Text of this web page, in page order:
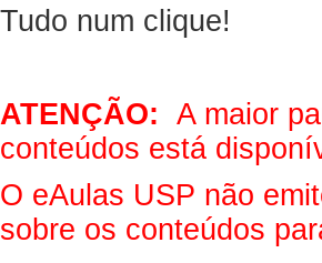
Tudo num clique!
ATENÇÃO: A maior
conteúdos está
O eAulas USP não
sobre os conteúdos